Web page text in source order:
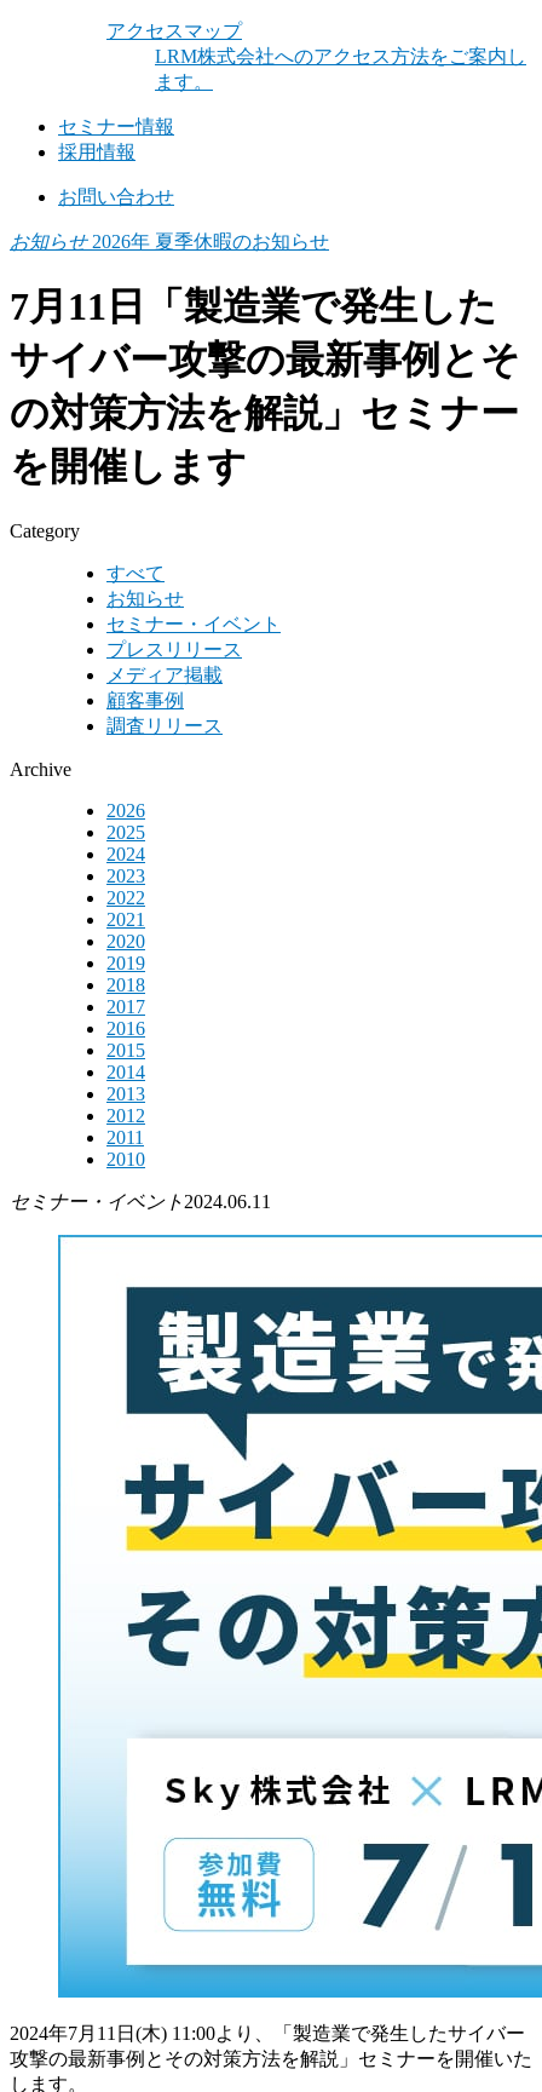
アクセスマップ
LRM株式会社へのアクセス方法をご案内し
ます。
セミナー情報
採用情報
お問い合わせ
お知らせ2026年 夏季休暇のお知らせ
7月11日「製造業で発生した
サイバー攻撃の最新事例とそ
の対策方法を解説」セミナー
を開催します
Category
すべて
お知らせ
セミナー・イベント
プレスリリース
メディア掲載
顧客事例
調査リリース
Archive
2026
2025
2024
2023
2022
2021
2020
2019
2018
2017
2016
2015
2014
2013
2012
2011
2010
セミナー・イベント 2024.06.11
2024年7月11日(木) 11:00より、「製造業で発生したサイバー
攻撃の最新事例とその対策方法を解説」セミナーを開催いた
します。